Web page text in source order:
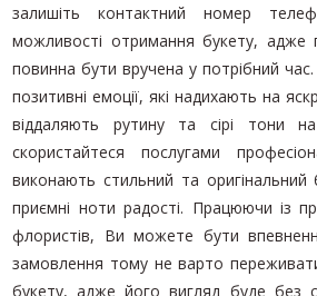
залишіть контактний номер
можливості отримання букету, адже
повинна бути вручена у потрібний час.
позитивні емоції, які надихають на
віддаляють рутину та сірі тони
скористайтеся послугами
виконають стильний та
приємні ноти радості. Працюючи із
флористів, Ви можете бути
замовлення тому не варто
букету, адже його вигляд буде без